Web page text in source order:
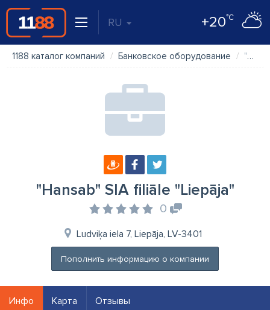
RU +20°C
1188 каталог компаний Банковское оборудование "Hansab" SIA filiāle "Liepāja"
"Hansab" SIA filiāle "Liepāja"
0
Ludviķa iela 7, Liepāja, LV-3401
Пополнить информацию о компании
Инфо Карта Отзывы